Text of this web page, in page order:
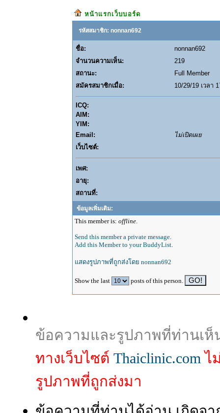
หน้าแรกเว็บบอร์ด
รหัสสมาชิก: nonnan692
ชื่อ:
nonnan692
จำนวนความเห็น:
219
สถานะ:
Full Member
สมัครสมาชิกเมื่อ:
10/29/19 เวลา
ICQ:
AIM:
YIM:
Email:
ไม่เปิดเผย
เว็บไซต์:
เพศ:
อายุ:
สถานที่:
ข้อมูลเพิ่มเติม:
This member is: offline.
Send this member a private message.
Add this Member to your BuddyList.
แสดงรูปภาพที่ถูกส่งโดย nonnan692
Show the last posts of this person.
ข้อความและรูปภาพที่ท่านเห็
ทางเว็บไซต์ Thaiclinic.com ไ
รูปภาพที่ถูกส่งมา